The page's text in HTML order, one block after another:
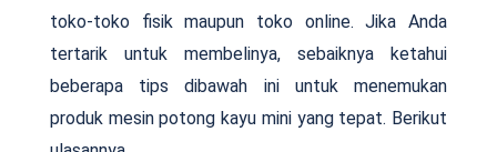
toko-toko fisik maupun toko online. Jika Anda
tertarik untuk membelinya, sebaiknya ketahui
beberapa tips dibawah ini untuk menemukan
produk mesin potong kayu mini yang tepat. Berikut